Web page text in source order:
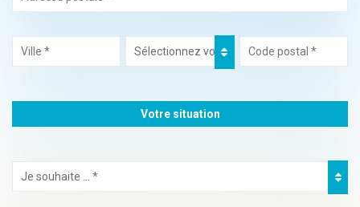
Votre situation